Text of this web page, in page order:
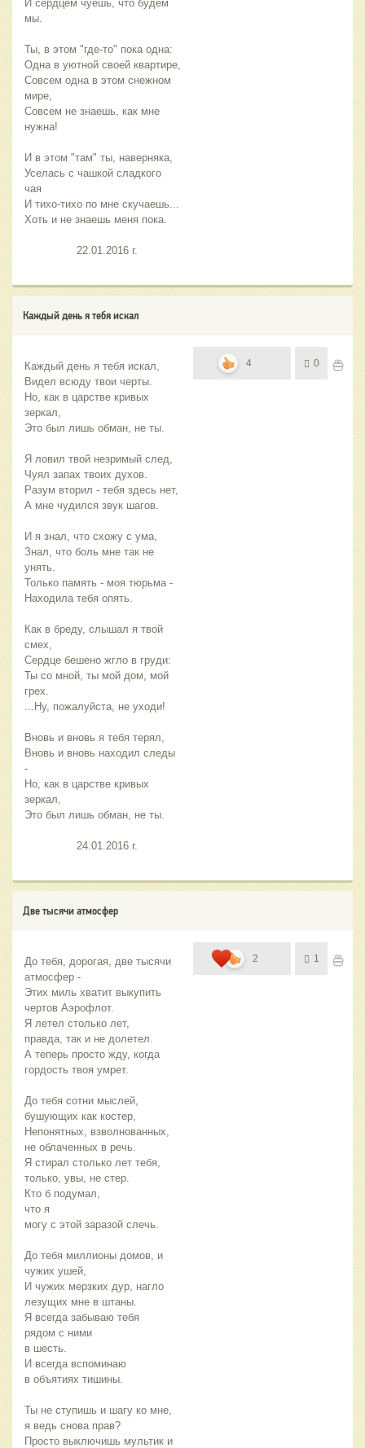
И сердцем чуешь, что будем
мы.
Ты, в этом "где-то" пока одна:
Одна в уютной своей квартире,
Совсем одна в этом снежном
мире,
Совсем не знаешь, как мне
нужна!
И в этом "там" ты, наверняка,
Уселась с чашкой сладкого
чая
И тихо-тихо по мне скучаешь...
Хоть и не знаешь меня пока.
                22.01.2016 г.
Каждый день я тебя искал
Каждый день я тебя искал,
Видел всюду твои черты.
Но, как в царстве кривых
зеркал,
Это был лишь обман, не ты.
Я ловил твой незримый след,
Чуял запах твоих духов.
Разум вторил - тебя здесь нет,
А мне чудился звук шагов.
И я знал, что схожу с ума,
Знал, что боль мне так не
унять.
Только память - моя тюрьма -
Находила тебя опять.
Как в бреду, слышал я твой
смех,
Сердце бешено жгло в груди:
Ты со мной, ты мой дом, мой
грех.
...Ну, пожалуйста, не уходи!
Вновь и вновь я тебя терял,
Вновь и вновь находил следы
-
Но, как в царстве кривых
зеркал,
Это был лишь обман, не ты.
                24.01.2016 г.
4 0
Две тысячи атмосфер
До тебя, дорогая, две тысячи
атмосфер -
Этих миль хватит выкупить
чертов Аэрофлот.
Я летел столько лет,
правда, так и не долетел.
А теперь просто жду, когда
гордость твоя умрет.
До тебя сотни мыслей,
бушующих как костер,
Непонятных, взволнованных,
не облаченных в речь.
Я стирал столько лет тебя,
только, увы, не стер.
Кто б подумал,
что я
могу с этой заразой слечь.
До тебя миллионы домов, и
чужих ушей,
И чужих мерзких дур, нагло
лезущих мне в штаны.
Я всегда забываю тебя
рядом с ними
в шесть.
И всегда вспоминаю
в объятиях тишины.
Ты не ступишь и шагу ко мне,
я ведь снова прав?
Просто выключишь мультик и
2 1